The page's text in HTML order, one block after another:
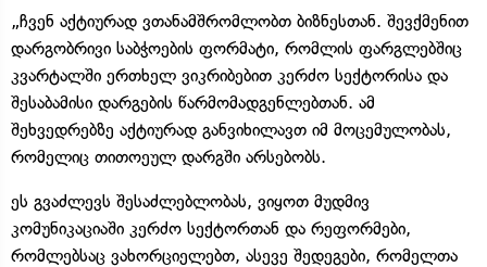
„ჩვენ აქტიურად ვთანამშრომლობთ ბიზნესთან. შევქმენით
დარგობრივი საბჭოების ფორმატი, რომლის ფარგლებშიც
კვარტალში ერთხელ ვიკრიბებით კერძო სექტორისა და
შესაბამისი დარგების წარმომადგენლებთან. ამ
შეხვედრებზე აქტიურად განვიხილავთ იმ მოცემულობას,
რომელიც თითოეულ დარგში არსებობს.
ეს გვაძლევს შესაძლებლობას, ვიყოთ მუდმივ
კომუნიკაციაში კერძო სექტორთან და რეფორმები,
რომლებსაც ვახორციელებთ, ასევე შედეგები, რომელთა